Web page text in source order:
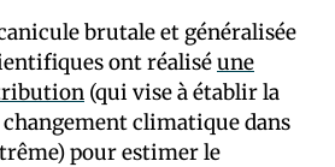
brutale et généralisée
ont réaliséune
(qui vise à établir la
climatique dans
pour estimer le